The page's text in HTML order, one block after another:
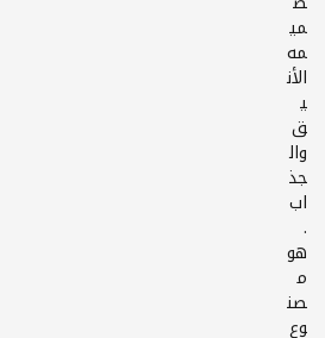
مي
مه
الأن
ي
ق
وال
جذ
اب
.
هو
م
صن
وع